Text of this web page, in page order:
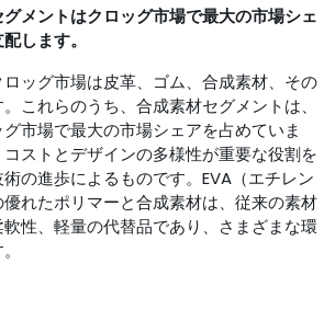
メントはクロッグ市場で最大の市場シェ
します。
ッグ市場は皮革、ゴム、合成素材、その
これらのうち、合成素材セグメントは、
市場で最大の市場シェアを占めていま
ストとデザインの多様性が重要な役割を
の進歩によるものです。EVA（エチレン
れたポリマーと合成素材は、従来の素材
性、軽量の代替品であり、さまざまな環